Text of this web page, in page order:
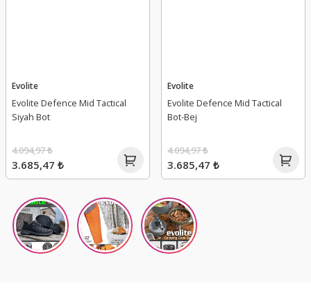
Evolite
Evolite Defence Mid Tactical
Siyah Bot
3.685,47 ₺
4.094,97 ₺
Evolite
Evolite Defence Mid Tactical
Bot-Bej
3.685,47 ₺
4.094,97 ₺